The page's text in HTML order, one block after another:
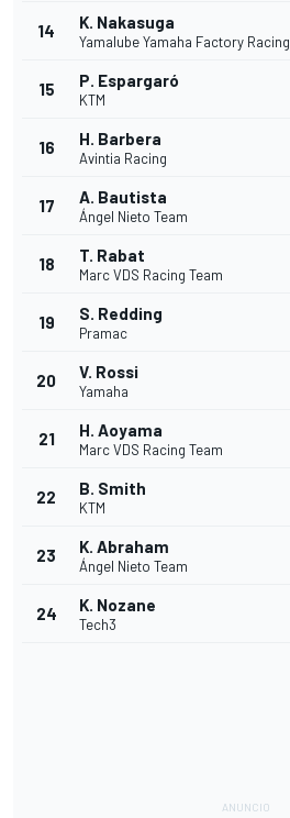
14 K. Nakasuga
Yamalube Yamaha Factory Racing
15 P. Espargaró
KTM
16 H. Barbera
Avintia Racing
17 A. Bautista
Ángel Nieto Team
18 T. Rabat
Marc VDS Racing Team
19 S. Redding
Pramac
20 V. Rossi
Yamaha
21 H. Aoyama
Marc VDS Racing Team
22 B. Smith
KTM
23 K. Abraham
Ángel Nieto Team
24 K. Nozane
Tech3